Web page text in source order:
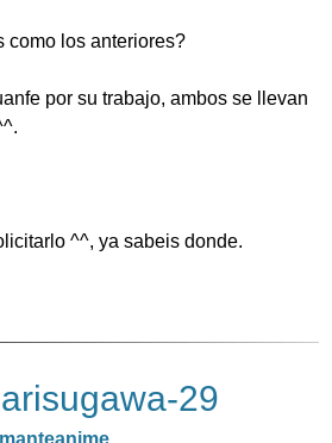
como los anteriores?
por su trabajo, ambos se llevan
^^, ya sabeis donde.
29